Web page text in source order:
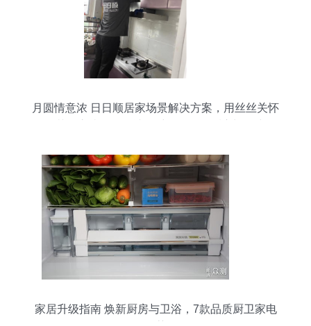
月圆情意浓 日日顺居家场景解决方案，用丝丝关怀
家居升级指南 焕新厨房与卫浴，7款品质厨卫家电